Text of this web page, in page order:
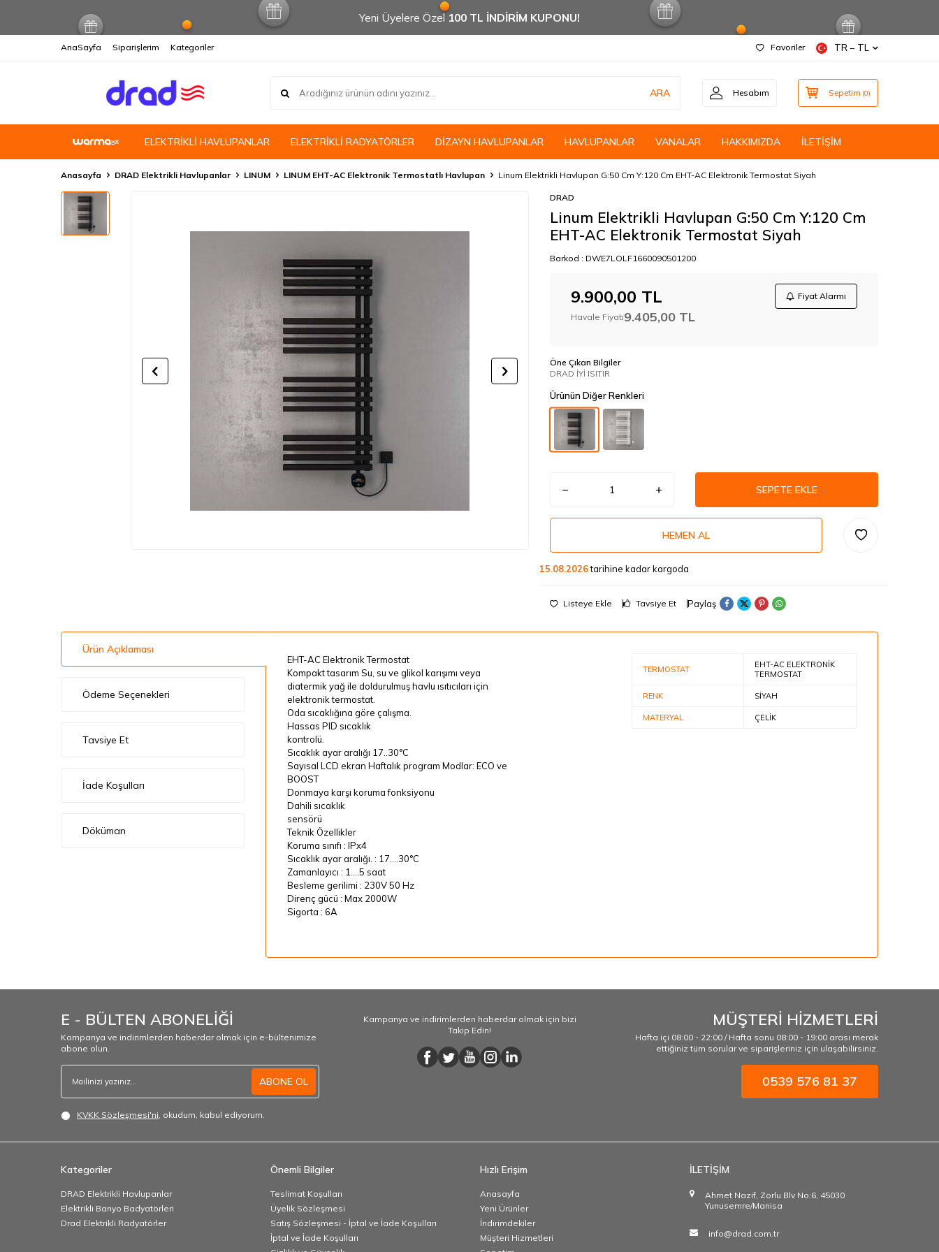
Yeni Üyelere Özel 100 TL İNDİRİM KUPONU!
AnaSayfa Siparişlerim Kategoriler Favoriler TR − TL
ARA Hesabım Sepetim (0)
ELEKTRİKLİ HAVLUPANLAR ELEKTRİKLİ RADYATÖRLER DİZAYN HAVLUPANLAR HAVLUPANLAR VANALAR HAKKIMIZDA İLETİŞİM
Anasayfa DRAD Elektrikli Havlupanlar LINUM LINUM EHT-AC Elektronik Termostatlı Havlupan Linum Elektrikli Havlupan G:50 Cm Y:120 Cm EHT-AC Elektronik Termostat Siyah
DRAD
Linum Elektrikli Havlupan G:50 Cm Y:120 Cm
EHT-AC Elektronik Termostat Siyah
Barkod : DWE7LOLF1660090501200
9.900,00 TL
Fiyat Alarmı
Havale Fiyatı9.405,00 TL
Öne Çıkan Bilgiler
DRAD İYİ ISITIR
Ürünün Diğer Renkleri
SEPETE EKLE
HEMEN AL
15.08.2026tarihine kadar kargoda
Listeye Ekle Tavsiye Et Paylaş
Ürün Açıklaması
Ödeme Seçenekleri
Tavsiye Et
İade Koşulları
Döküman
EHT-AC Elektronik Termostat
Kompakt tasarım Su, su ve glikol karışımı veya
diatermik yağ ile doldurulmuş havlu ısıtıcıları için
elektronik termostat.
Oda sıcaklığına göre çalışma.
Hassas PID sıcaklık
kontrolü.
Sıcaklık ayar aralığı 17..30°C
Sayısal LCD ekran Haftalık program Modlar: ECO ve
BOOST
Donmaya karşı koruma fonksiyonu
Dahili sıcaklık
sensörü
Teknik Özellikler
Koruma sınıfı : IPx4
Sıcaklık ayar aralığı. : 17….30°C
Zamanlayıcı : 1....5 saat
Besleme gerilimi : 230V 50 Hz
Direnç gücü : Max 2000W
Sigorta : 6A
TERMOSTAT
EHT-AC ELEKTRONİK
TERMOSTAT
RENK SİYAH
MATERYAL ÇELİK
E - BÜLTEN ABONELİĞİ
Kampanya ve indirimlerden haberdar olmak için e-bültenimize
abone olun.
ABONE OL
KVKK Sözleşmesi'ni, okudum, kabul ediyorum.
Kampanya ve indirimlerden haberdar olmak için bizi
Takip Edin!
MÜŞTERİ HİZMETLERİ
Hafta içi 08:00 - 22:00 / Hafta sonu 08:00 - 19:00 arası merak
ettiğiniz tüm sorular ve siparişleriniz için ulaşabilirsiniz.
0539 576 81 37
Kategoriler
DRAD Elektrikli Havlupanlar
Elektrikli Banyo Badyatörleri
Drad Elektrikli Radyatörler
Önemli Bilgiler
Teslimat Koşulları
Üyelik Sözleşmesi
Satış Sözleşmesi - İptal ve İade Koşulları
İptal ve İade Koşulları
Hızlı Erişim
Anasayfa
Yeni Ürünler
İndirimdekiler
Müşteri Hizmetleri
İLETİŞİM
Ahmet Nazif, Zorlu Blv No:6, 45030
Yunusemre/Manisa
info@drad.com.tr